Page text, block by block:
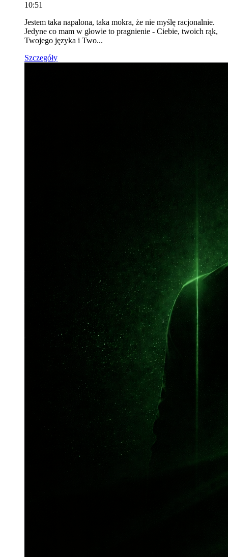
10:51
Jestem taka napalona, taka mokra, że nie myślę racjonalnie.
Jedyne co mam w głowie to pragnienie - Ciebie, twoich rąk,
Twojego języka i Two...
Szczegóły